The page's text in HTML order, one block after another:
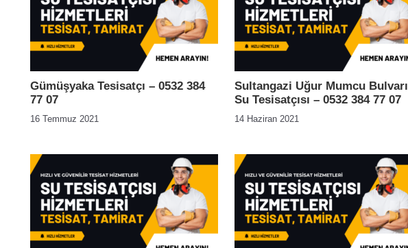
Gümüşyaka Tesisatçı – 0532 384
77 07
16 Temmuz 2021
Sultangazi Uğur Mumcu Bulvarı
Su Tesisatçısı – 0532 384 77 07
14 Haziran 2021